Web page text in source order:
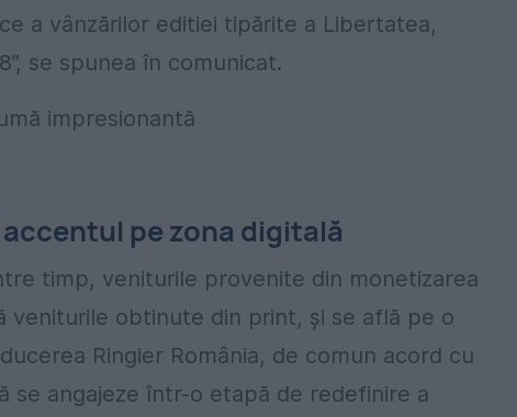
a vânzărilor editiei tipărite a Libertatea,
se spunea în comunicat.
pe zona digitală
timp, veniturile provenite din monetizarea
veniturile obtinute din print, şi se află pe o
Ringier România, de comun acord cu
se angajeze într-o etapă de redefinire a